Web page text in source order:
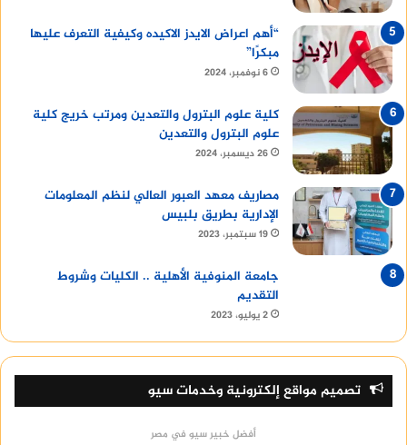
“أهم اعراض الايدز الاكيده وكيفية التعرف عليها
مبكرًا”
6 نوفمبر، 2024
كلية علوم البترول والتعدين ومرتب خريج كلية
علوم البترول والتعدين
26 ديسمبر، 2024
مصاريف معهد العبور العالي لنظم المعلومات
الإدارية بطريق بلبيس
19 سبتمبر، 2023
جامعة المنوفية الأهلية .. الكليات وشروط
التقديم
2 يوليو، 2023
تصميم مواقع إلكترونية وخدمات سيو
أفضل خبير سيو في مصر